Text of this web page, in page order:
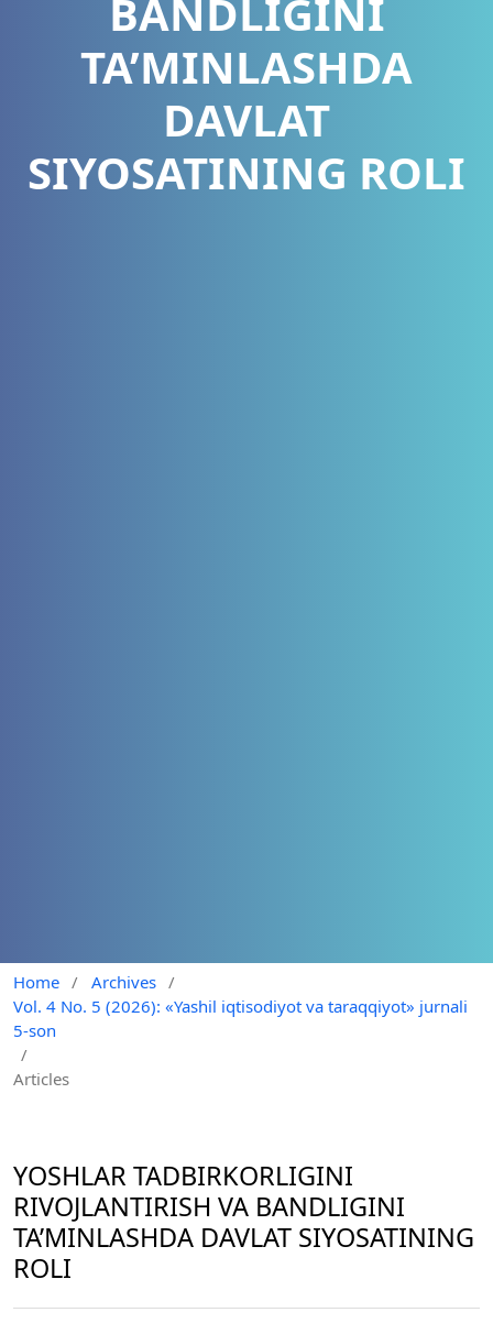
BANDLIGINI
TA’MINLASHDA
DAVLAT
SIYOSATINING ROLI
Home / Archives /
Vol. 4 No. 5 (2026): «Yashil iqtisodiyot va taraqqiyot» jurnali
5-son
/
Articles
YOSHLAR TADBIRKORLIGINI
RIVOJLANTIRISH VA BANDLIGINI
TA’MINLASHDA DAVLAT SIYOSATINING
ROLI